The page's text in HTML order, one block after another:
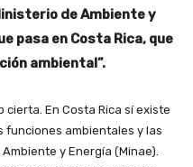
de Ambiente y
pasa en Costa Rica, que
ambiental”.
En Costa Rica sí existe
funciones ambientales y las
y Energía (Minae).